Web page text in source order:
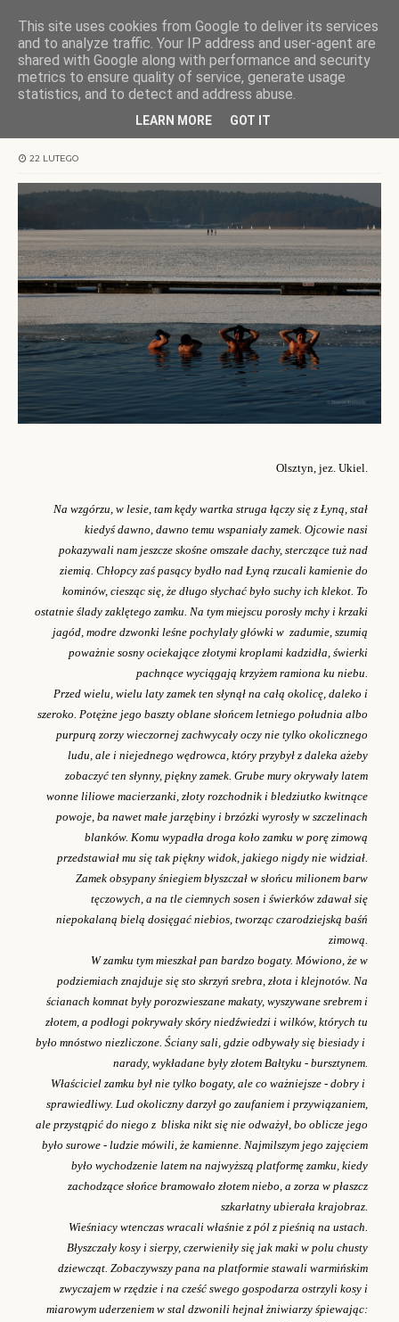
KOCHAMY WARMIĘ
Strona główna Ukiel Dzień dwudziesty drugi
Dzień dwudziesty drugi
22 LUTEGO
Olsztyn, jez. Ukiel.
Na wzgórzu, w lesie, tam kędy wartka struga łączy się z Łyną, stał
kiedyś dawno, dawno temu wspaniały zamek. Ojcowie nasi
pokazywali nam jeszcze skośne omszałe dachy, sterczące tuż nad
ziemią. Chłopcy zaś pasący bydło nad Łyną rzucali kamienie do
kominów, ciesząc się, że długo słychać było suchy ich klekot. To
ostatnie ślady zaklętego zamku. Na tym miejscu porosły mchy i krzaki
jagód, modre dzwonki leśne pochylały główki w zadumie, szumią
poważnie sosny ociekające złotymi kroplami kadzidła, świerki
pachnące wyciągają krzyżem ramiona ku niebu.
Przed wielu, wielu laty zamek ten słynął na całą okolicę, daleko i
szeroko. Potężne jego baszty oblane słońcem letniego południa albo
purpurą zorzy wieczornej zachwycały oczy nie tylko okolicznego
ludu, ale i niejednego wędrowca, który przybył z daleka ażeby
zobaczyć ten słynny, piękny zamek. Grube mury okrywały latem
wonne liliowe macierzanki, złoty rozchodnik i bledziutko kwitnące
powoje, ba nawet małe jarzębiny i brzózki wyrosły w szczelinach
blanków. Komu wypadła droga koło zamku w porę zimową
przedstawiał mu się tak piękny widok, jakiego nigdy nie widział.
Zamek obsypany śniegiem błyszczał w słońcu milionem barw
tęczowych, a na tle ciemnych sosen i świerków zdawał się
niepokalaną bielą dosięgać niebios, tworząc czarodziejską baśń
zimową.
W zamku tym mieszkał pan bardzo bogaty. Mówiono, że w
podziemiach znajduje się sto skrzyń srebra, złota i klejnotów. Na
ścianach komnat były porozwieszane makaty, wyszywane srebrem i
złotem, a podłogi pokrywały skóry niedźwiedzi i wilków, których tu
było mnóstwo niezliczone. Ściany sali, gdzie odbywały się biesiady i
narady, wykładane były złotem Bałtyku - bursztynem.
Właściciel zamku był nie tylko bogaty, ale co ważniejsze - dobry i
sprawiedliwy. Lud okoliczny darzył go zaufaniem i przywiązaniem,
ale przystąpić do niego z bliska nikt się nie odważył, bo oblicze jego
było surowe - ludzie mówili, że kamienne. Najmilszym jego zajęciem
było wychodzenie latem na najwyższą platformę zamku, kiedy
zachodzące słońce bramowało złotem niebo, a zorza w płaszcz
szkarłatny ubierała krajobraz.
Wieśniacy wtenczas wracali właśnie z pól z pieśnią na ustach.
Błyszczały kosy i sierpy, czerwieniły się jak maki w polu chusty
dziewcząt. Zobaczywszy pana na platformie stawali warmińskim
zwyczajem w rzędzie i na cześć swego gospodarza ostrzyli kosy i
miarowym uderzeniem w stal dzwonili hejnał żniwiarzy śpiewając:
This site uses cookies from Google to deliver its services
and to analyze traffic. Your IP address and user-agent are
shared with Google along with performance and security
metrics to ensure quality of service, generate usage
statistics, and to detect and address abuse.
LEARN MORE GOT IT